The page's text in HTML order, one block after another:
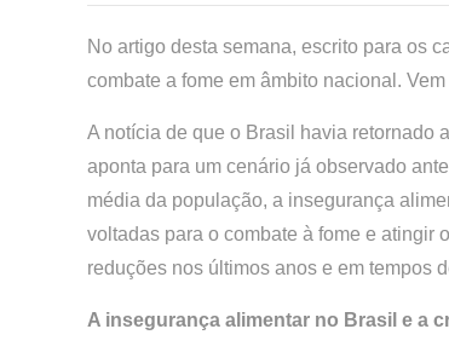
No artigo desta semana, escrito para os
combate a fome em âmbito nacional. Vem
A notícia de que o Brasil havia retornado
aponta para um cenário já observado
média da população, a insegurança
voltadas para o combate à fome e atingir
reduções nos últimos anos e em tempos
A insegurança alimentar no Brasil e a